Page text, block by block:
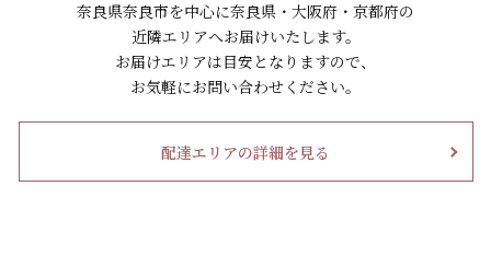
奈良県奈良市を中心に奈良県・大阪府・京都府の
近隣エリアへお届けいたします。
お届けエリアは目安となりますので、
お気軽にお問い合わせください。
配達エリアの詳細を見る